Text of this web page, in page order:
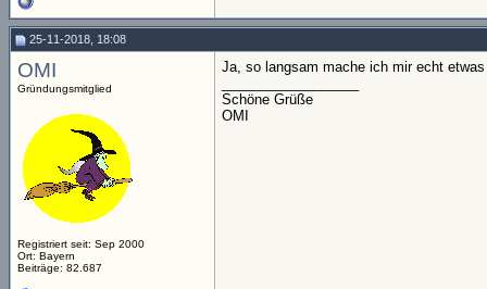
25-11-2018, 18:08
OMI
Gründungsmitglied
Registriert seit: Sep 2000
Ort: Bayern
Beiträge: 82.687
Ja, so langsam mache ich mir echt
Schöne Grüße
OMI